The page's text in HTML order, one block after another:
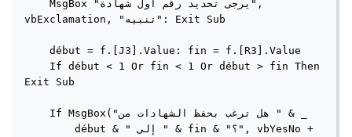
    MsgBox "يرجى تحديد رقم أول شهادة",
vbExclamation, "تنبيه": Exit Sub
    début = f.[J3].Value: fin = f.[R3].Value
    If début < 1 Or fin < 1 Or début > fin Then
Exit Sub
    If MsgBox("هل ترغب بحفظ الشهادات من " & _
        début & " إلى " & fin & "؟", vbYesNo +